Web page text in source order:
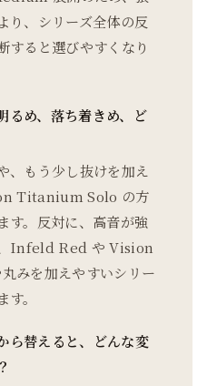
り、シリーズ全体の反
すると選びやすくなり
るめ、落ち着きめ、ど
、もう少し抜けを加え
Titanium Solo の方
す。反対に、高音が強
、Infeld Red や Vision
みを加えやすいシリー
。
ら替えると、どんな変